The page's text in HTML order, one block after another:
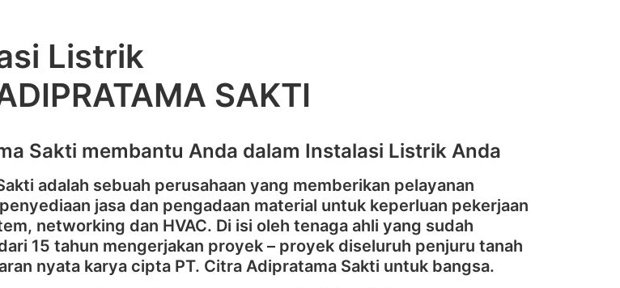
Listrik
SAKTI
Sakti membantu Anda dalam Instalasi Listrik Anda
adalah sebuah perusahaan yang memberikan pelayanan
jasa dan pengadaan material untuk keperluan pekerjaan
networking dan HVAC. Di isi oleh tenaga ahli yang sudah
15 tahun mengerjakan proyek – proyek diseluruh penjuru tanah
nyata karya cipta PT. Citra Adipratama Sakti untuk bangsa.